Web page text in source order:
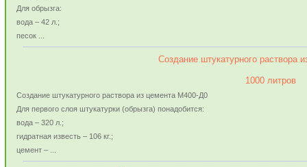
Для обрызга:
вода – 42 л.;
песок ...
Создание штукатурного раствора
1000 литров
Создание штукатурного раствора из цемента М400-Д0
Для первого слоя штукатурки (обрызга) понадобится:
вода – 320 л.;
гидратная известь – 106 кг.;
цемент – ...